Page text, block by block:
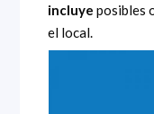
incluye posibles
el local.